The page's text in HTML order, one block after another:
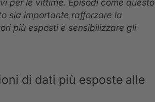
per le vittime. Episodi come questo
sia importante rafforzare la
più esposti e sensibilizzare gli
di dati più esposte alle